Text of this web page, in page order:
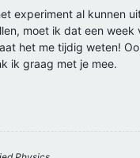
experiment al kunnen
moet ik dat een week
het me tijdig weten!
ik graag met je mee.